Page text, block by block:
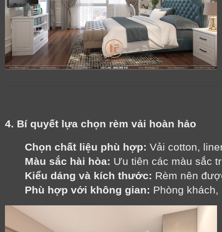
4. Bí quyết lựa chọn rèm vải hoàn hảo
Chọn chất liệu phù hợp: Vải cotton,
Màu sắc hài hòa: Ưu tiên các màu sắc
Kiểu dáng và kích thước: Rèm nên
Phù hợp với không gian: Phòng